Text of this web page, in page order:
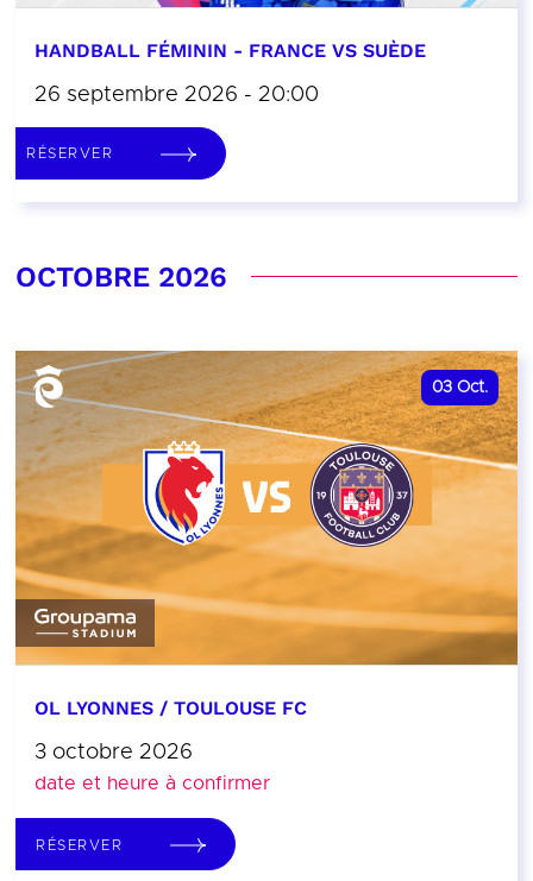
HANDBALL FÉMININ - FRANCE VS SUÈDE
26 septembre 2026 - 20:00
RÉSERVER
OCTOBRE 2026
03 Oct.
OL LYONNES / TOULOUSE FC
3 octobre 2026
date et heure à confirmer
RÉSERVER